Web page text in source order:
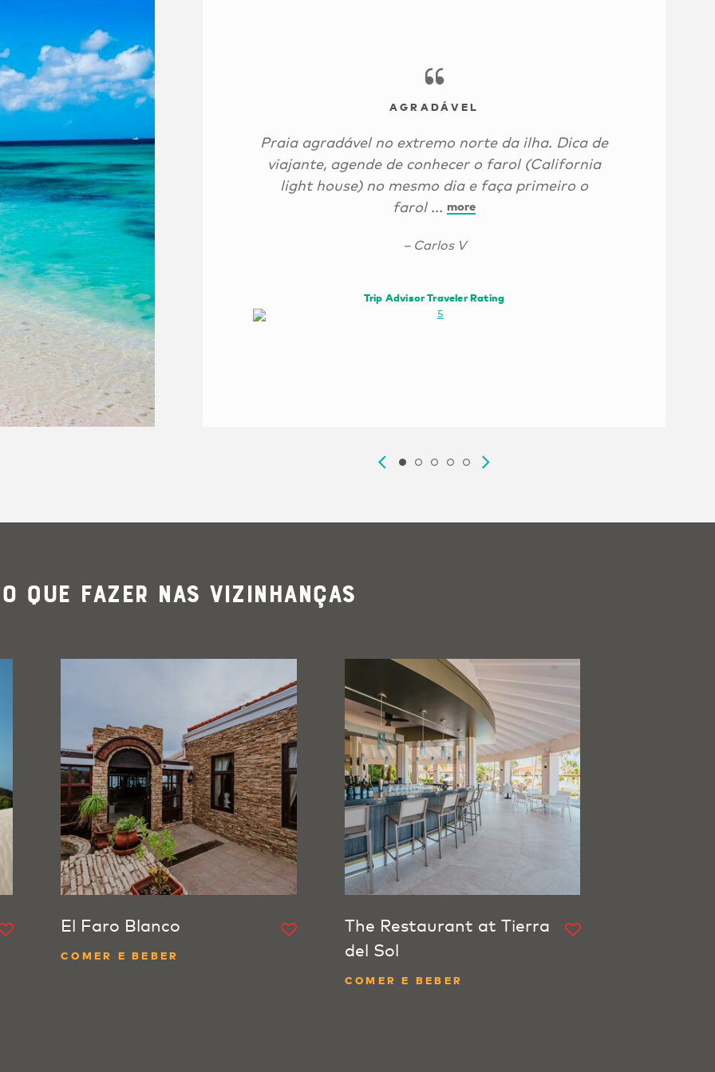
AGRADÁVEL
Praia agradável no extremo norte da ilha. Dica de
viajante, agende de conhecer o farol (California
light house) no mesmo dia e faça primeiro o
farol ... more
– Carlos V
Trip Advisor Traveler Rating
O que Fazer nas Vizinhanças
El Faro Blanco
COMER E BEBER
The Restaurant at Tierra
del Sol
COMER E BEBER